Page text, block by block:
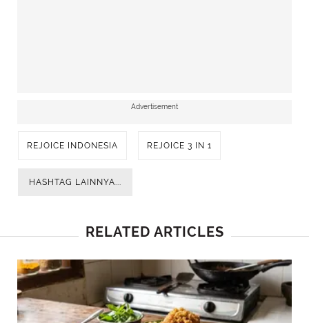
Advertisement
REJOICE INDONESIA REJOICE 3 IN 1
HASHTAG LAINNYA...
RELATED ARTICLES